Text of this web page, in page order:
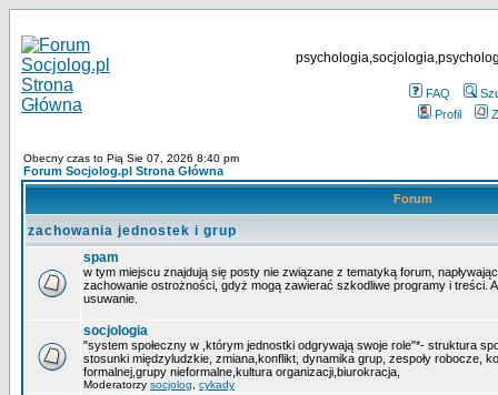
FAQ
Profil
Obecny czas to Pią Sie 07, 2026 8:40 pm
Forum Socjolog.pl Strona Główna
Forum
zachowania jednostek i grup
spam
w tym miejscu znajdują się posty nie związane z tematyką forum,
zachowanie ostrożności, gdyż mogą zawierać szkodliwe programy i treści.
usuwanie.
socjologia
"system społeczny w ,którym jednostki odgrywają swoje role"*- struktura
stosunki międzyludzkie, zmiana,konflikt, dynamika grup, zespoły robocze,
formalnej,grupy nieformalne,kultura organizacji,biurokracja,
Moderatorzy socjolog cykady